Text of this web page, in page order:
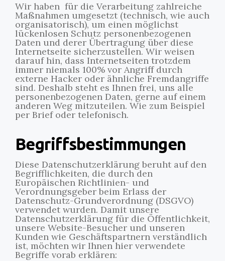
Wir haben für die Verarbeitung zahlreiche
Maßnahmen umgesetzt (technisch, wie auch
organisatorisch), um einen möglichst
lückenlosen Schutz personenbezogenen
Daten und derer Übertragung über diese
Internetseite sicherzustellen. Wir weisen
darauf hin, dass Internetseiten trotzdem
immer niemals 100% vor Angriff durch
externe Hacker oder ähnliche Fremdangriffe
sind. Deshalb steht es Ihnen frei, uns alle
personenbezogenen Daten, gerne auf einem
anderen Weg mitzuteilen. Wie zum Beispiel
per Brief oder telefonisch.
Begriffsbestimmungen
Diese Datenschutzerklärung beruht auf den
Begrifflichkeiten, die durch den
Europäischen Richtlinien- und
Verordnungsgeber beim Erlass der
Datenschutz-Grundverordnung (DSGVO)
verwendet wurden. Damit unsere
Datenschutzerklärung für die Öffentlichkeit,
unsere Website-Besucher und unseren
Kunden wie Geschäftspartnern verständlich
ist, möchten wir Ihnen hier verwendete
Begriffe vorab erklären: